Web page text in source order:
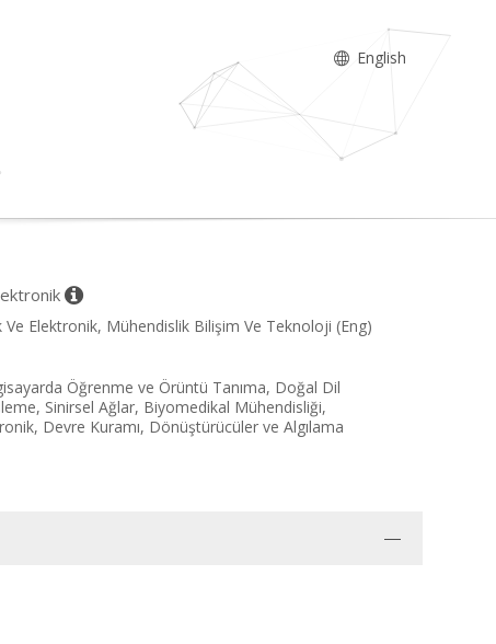
English
Elektronik, Mühendislik Bilişim Ve Teknoloji (Eng)
Öğrenme ve Örüntü Tanıma, Doğal Dil
Sinirsel Ağlar, Biyomedikal Mühendisliği,
Devre Kuramı, Dönüştürücüler ve Algılama